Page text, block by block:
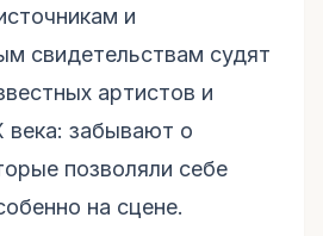
и
свидетельствам судят
артистов и
века: забывают о
позволяли себе
на сцене.